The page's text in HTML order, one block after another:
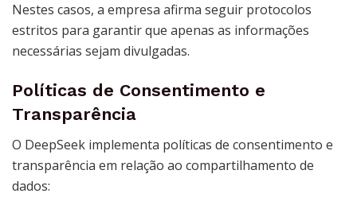
Nestes casos, a empresa afirma seguir protocolos
estritos para garantir que apenas as informações
necessárias sejam divulgadas.
Políticas de Consentimento e
Transparência
O DeepSeek implementa políticas de consentimento e
transparência em relação ao compartilhamento de
dados: